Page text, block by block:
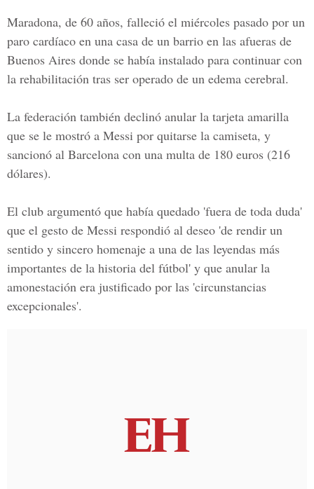
Maradona, de 60 años, falleció el miércoles pasado por un
paro cardíaco en una casa de un barrio en las afueras de
Buenos Aires donde se había instalado para continuar con
la rehabilitación tras ser operado de un edema cerebral.
La federación también declinó anular la tarjeta amarilla
que se le mostró a Messi por quitarse la camiseta, y
sancionó al Barcelona con una multa de 180 euros (216
dólares).
El club argumentó que había quedado 'fuera de toda duda'
que el gesto de Messi respondió al deseo 'de rendir un
sentido y sincero homenaje a una de las leyendas más
importantes de la historia del fútbol' y que anular la
amonestación era justificado por las 'circunstancias
excepcionales'.